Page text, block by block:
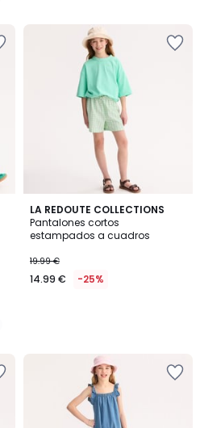
LA REDOUTE COLLECTIONS
Pantalones cortos
estampados a cuadros
19.99 €
14.99 € -25%